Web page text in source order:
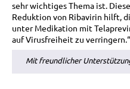
sehr wichtiges Thema ist.
Reduktion von Ribavirin hilft,
unter Medikation mit
auf Virusfreiheit zu verringern.“
Mit freundlicher